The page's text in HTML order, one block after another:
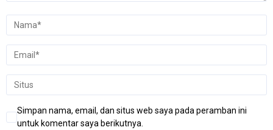
Simpan nama, email, dan situs web saya pada peramban ini
untuk komentar saya berikutnya.